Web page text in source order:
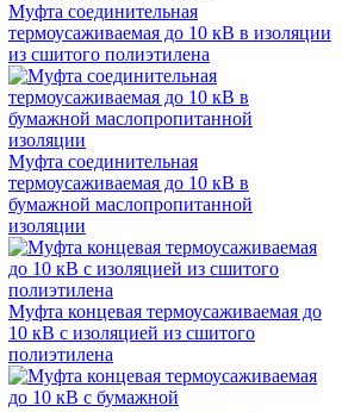
Муфта соединительная
термоусаживаемая до 10 кВ в изоляции
из сшитого полиэтилена
Муфта соединительная
термоусаживаемая до 10 кВ в
бумажной маслопропитанной
изоляции
Муфта концевая термоусаживаемая до
10 кВ с изоляцией из сшитого
полиэтилена